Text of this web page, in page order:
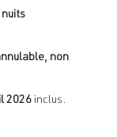
nuits
non
2026inclus.